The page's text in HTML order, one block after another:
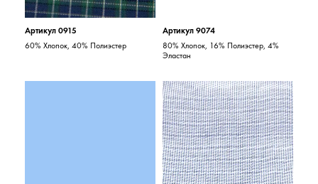
Артикул 0915
60% Хлопок, 40% Полиэстер
Артикул 9074
80% Хлопок, 16% Полиэстер, 4%
Эластан